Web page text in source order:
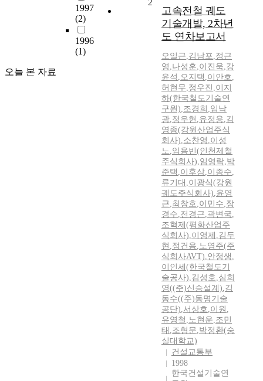
1997
(2)
1996
(1)
오늘 본 자료
2
고속전철 궤도
기술개발, 2차년
도 연차보고서
오일근,김남포,정근
영 ,나성훈,이진욱,강
윤석 ,오지택 ,이안호,
허현무,정우진 ,이지
하(한국철도기술연
구원),조경희 ,임낙
광,정우현 ,유정용,김
영종(강원산업주식
회사),소찬영 ,이성
노,임용빈(인천제철
주식회사),임영락,박
준택 ,이후삼,이종수,
류기대 ,이광식(강원
궤도주식회사),윤영
근,최창호,이민수,장
경수,전경근,곽변국,
조혁제(평화산업주
식회사),이영제 ,김두
현 ,정건용,노영주(주
식회사AVT),안정생 ,
이인세(한국철도기
술공사),김성호,심희
영((주)신승설계),김
동수((주)동명기술
공단),서상호,이원 ,
유영철 ,노현운,조민
태 ,조형문,박정환(숭
실대학교)
건설교통부
1998
한국건설기술연